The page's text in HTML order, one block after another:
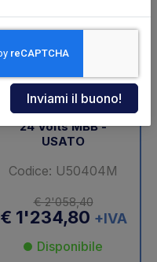
Centralina completa
24 Volts MBB -
USATO
Codice: U50404M
€ 2'058,40
€ 1'234,80 +IVA
Disponibile